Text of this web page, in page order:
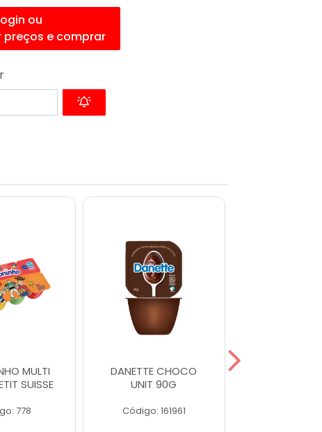
ou
e comprar
MULTI
SUISSE
778
DANETTE CHOCO
UNIT 90G
Código: 161961